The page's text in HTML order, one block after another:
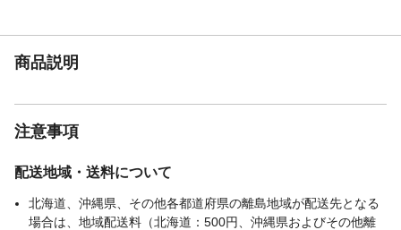
商品説明
注意事項
配送地域・送料について
北海道、沖縄県、その他各都道府県の離島地域が配送先となる
場合は、地域配送料（北海道：500円、沖縄県およびその他離